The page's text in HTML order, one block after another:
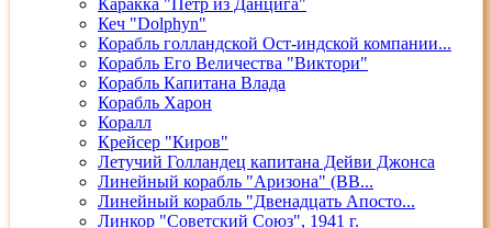
Кеч "Dolphyn"
Корабль голландской Ост-индской компании...
Корабль Его Величества "Виктори"
Корабль Капитана Влада
Корабль Харон
Коралл
Крейсер "Киров"
Летучий Голландец капитана Дейви Джонса
Линейный корабль "Аризона" (ВВ...
Линейный корабль "Двенадцать Апосто...
Линкор "Советский Союз", 1941 г.